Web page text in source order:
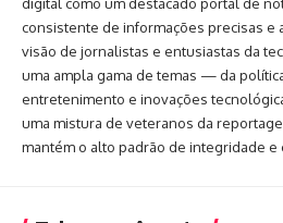
digital como um destacado portal de
consistente de informações precisas e
visão de jornalistas e entusiastas da
uma ampla gama de temas — da
entretenimento e inovações
uma mistura de veteranos da
mantém o alto padrão de integridade e